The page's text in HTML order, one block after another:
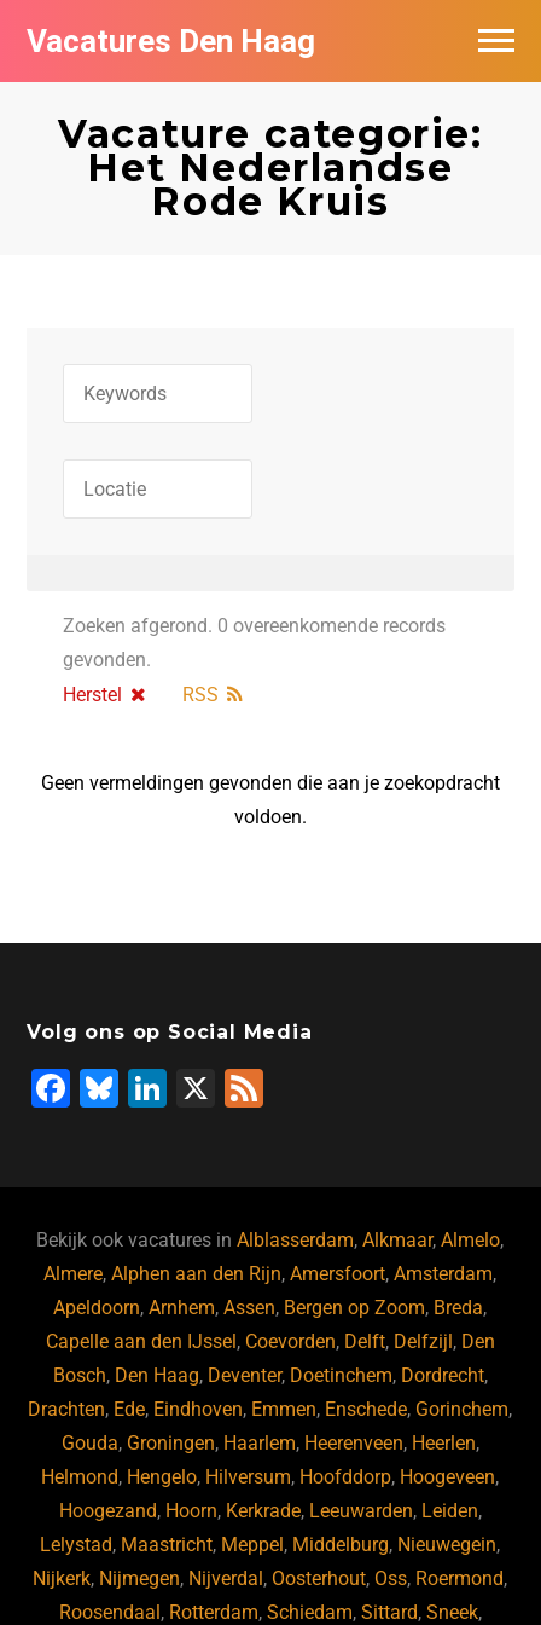
Vacatures Den Haag
Vacature categorie:
Het Nederlandse
Rode Kruis
Zoeken afgerond. 0 overeenkomende records
gevonden.
Herstel
RSS
Geen vermeldingen gevonden die aan je zoekopdracht
voldoen.
Volg ons op Social Media
F
b
o
o
k
Bl
ky
Li
dI
n
X
Bekijk ook vacatures inAlblasserdam,Alkmaar,Almelo,
Almere,Alphen aan den Rijn,Amersfoort,Amsterdam,
Apeldoorn,Arnhem,Assen, Bergen op Zoom, Breda,
Capelle aan den IJssel , Coevorden, Delft, Delfzijl , Den
Bosch, Den Haag, Deventer, Doetinchem, Dordrecht,
Drachten, Ede, Eindhoven, Emmen, Enschede, Gorinchem,
Gouda, Groningen, Haarlem, Heerenveen, Heerlen,
Helmond, Hengelo, Hilversum, Hoofddorp, Hoogeveen,
Hoogezand, Hoorn, Kerkrade, Leeuwarden, Leiden,
Lelystad, Maastricht, Meppel , Middelburg, Nieuwegein,
Nijkerk, Nijmegen, Nijverdal , Oosterhout, Oss, Roermond,
Roosendaal , Rotterdam, Schiedam, Sittard, Sneek,
Vacatures per bedrijf in Den Haag
Populair